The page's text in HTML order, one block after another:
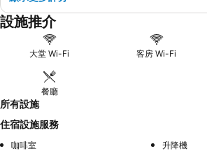
設施推介
大堂 Wi-Fi 客房 Wi-Fi
餐廳
所有設施
住宿設施服務
咖啡室
升降機